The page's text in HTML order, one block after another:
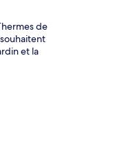
de
et la